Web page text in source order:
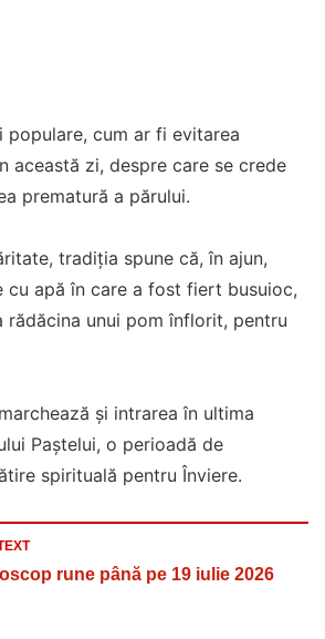
populare, cum ar fi evitarea
această zi, despre care se crede
prematură a părului.
tradiția spune că, în ajun,
cu apă în care a fost fiert busuioc,
rădăcina unui pom înflorit, pentru
și intrarea în ultima
Paștelui, o perioadă de
spirituală pentru Înviere.
rune până pe 19 iulie 2026